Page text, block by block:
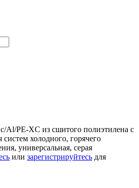
Al/PE-XC из сшитого полиэтилена с
холодного, горячего
универсальная, серая
или зарегистрируйтесь для